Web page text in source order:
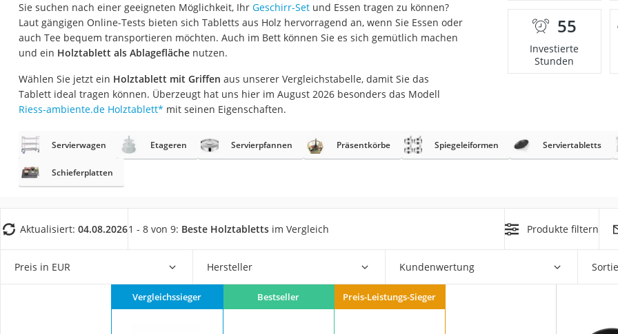
Spülmaschinentabs
Akku-Staubsauger
Eierkocher
AEG-Waschmaschine
Saug-Wisch-Roboter
Milchaufschäumer
Tierhaarstaubsauger
Nespresso-Maschine
Messerschärfer
Sie suchen nach einer geeigneten Möglichkeit, Ihr Geschirr-Setund Essen tragen zu können?
Laut gängigen Online-Tests bieten sich Tabletts aus Holz hervorragend an, wenn Sie Essen oder
auch Tee bequem transportieren möchten. Auch im Bett können Sie es sich gemütlich machen
und ein Holztablett als Ablageflächenutzen.
Wählen Sie jetzt ein Holztablett mit Griffen aus unserer Vergleichstabelle, damit Sie das
Tablett ideal tragen können. Überzeugt hat uns hier im August 2026 besonders das Modell
Riess-ambiente.de Holztablett* mit seinen Eigenschaften.
55
Investierte
Stunden
Servierwagen Etageren Servierpfannen Präsentkörbe Spiegeleiformen Serviertabletts
Schieferplatten
Aktualisiert: 04.08.20261 - 8 von 9: Beste Holztabletts im Vergleich Produkte filtern
Preis in EUR Hersteller Kundenwertung
Vergleichssieger Bestseller Preis-Leistungs-Sieger